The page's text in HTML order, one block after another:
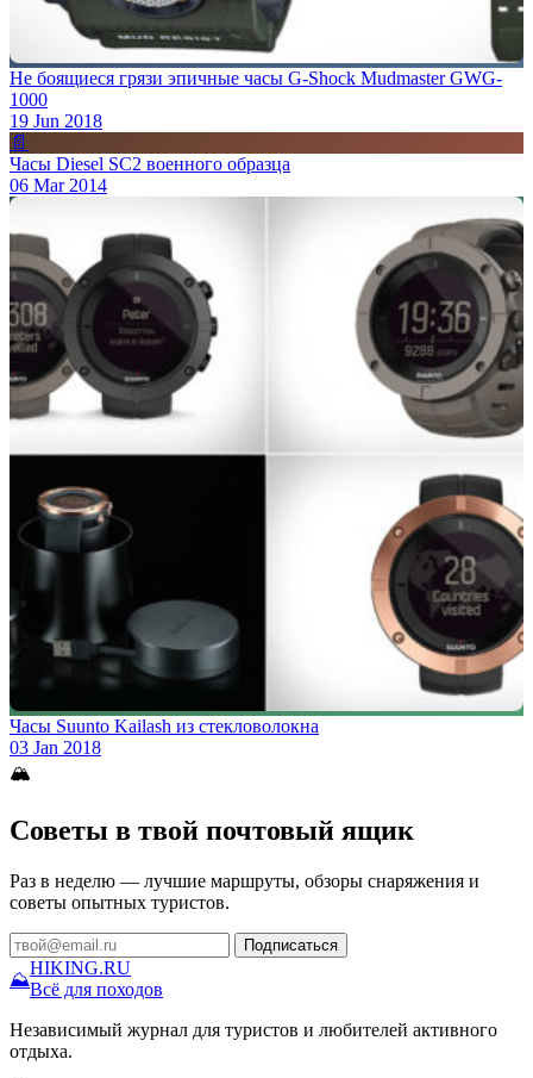
Не боящиеся грязи эпичные часы G-Shock Mudmaster GWG-
1000
19 Jun 2018
📄
Часы Diesel SC2 военного образца
06 Mar 2014
Часы Suunto Kailash из стекловолокна
03 Jan 2018
🏔
Советы в твой почтовый ящик
Раз в неделю — лучшие маршруты, обзоры снаряжения и
советы опытных туристов.
Подписаться
⛰
HIKING.RU
Всё для походов
Независимый журнал для туристов и любителей активного
отдыха.